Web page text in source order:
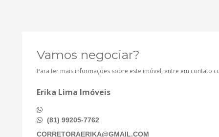
Vamos negociar?
Para ter mais informações sobre este imóvel, entre em contato
Erika Lima Imóveis
(81) 99205-7762
CORRETORAERIKA@GMAIL.COM